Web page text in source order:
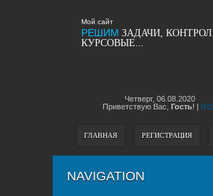
Мой сайт
РЕШИМ ЗАДАЧИ,
КУРСОВЫЕ...
Четверг, 06.08.2020
Приветствую Вас, Гость! |
ГЛАВНАЯ РЕГИСТРАЦИЯ
NAVIGATION